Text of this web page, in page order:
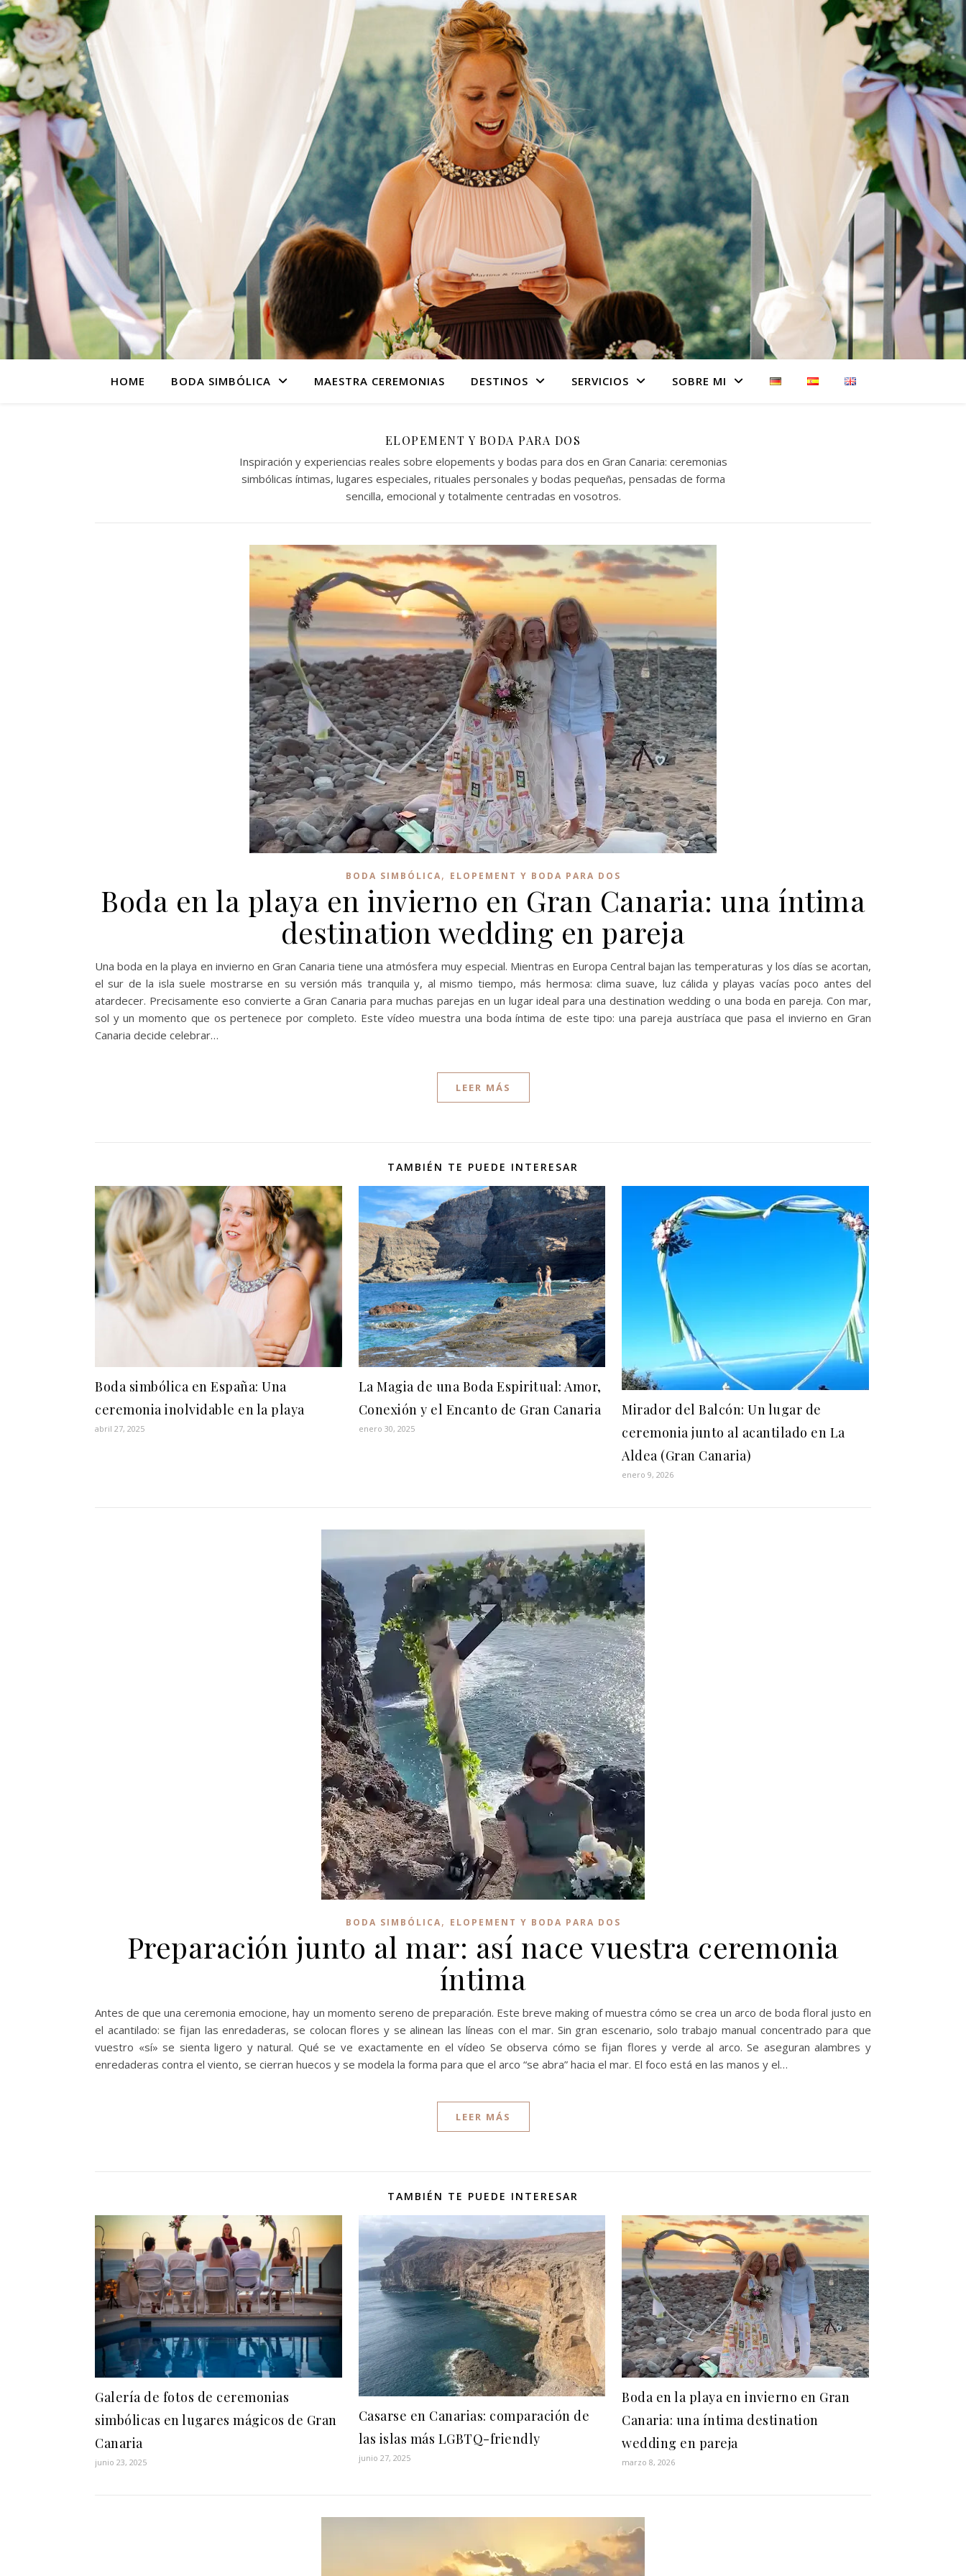
HOME BODA SIMBÓLICA MAESTRA CEREMONIAS DESTINOS SERVICIOS SOBRE MI
ELOPEMENT Y BODA PARA DOS
Inspiración y experiencias reales sobre elopements y bodas para dos en Gran Canaria: ceremonias
simbólicas íntimas, lugares especiales, rituales personales y bodas pequeñas, pensadas de forma
sencilla, emocional y totalmente centradas en vosotros.
BODA SIMBÓLICA, ELOPEMENT Y BODA PARA DOS
Boda en la playa en invierno en Gran Canaria: una íntima
destination wedding en pareja
Una boda en la playa en invierno en Gran Canaria tiene una atmósfera muy especial. Mientras en Europa Central bajan las temperaturas y los días se acortan,
el sur de la isla suele mostrarse en su versión más tranquila y, al mismo tiempo, más hermosa: clima suave, luz cálida y playas vacías poco antes del
atardecer. Precisamente eso convierte a Gran Canaria para muchas parejas en un lugar ideal para una destination wedding o una boda en pareja. Con mar,
sol y un momento que os pertenece por completo. Este vídeo muestra una boda íntima de este tipo: una pareja austríaca que pasa el invierno en Gran
Canaria decide celebrar…
LEER MÁS
TAMBIÉN TE PUEDE INTERESAR
Boda simbólica en España: Una
ceremonia inolvidable en la playa
abril 27, 2025
La Magia de una Boda Espiritual: Amor,
Conexión y el Encanto de Gran Canaria
enero 30, 2025
Mirador del Balcón: Un lugar de
ceremonia junto al acantilado en La
Aldea (Gran Canaria)
enero 9, 2026
BODA SIMBÓLICA, ELOPEMENT Y BODA PARA DOS
Preparación junto al mar: así nace vuestra ceremonia
íntima
Antes de que una ceremonia emocione, hay un momento sereno de preparación. Este breve making of muestra cómo se crea un arco de boda floral justo en
el acantilado: se fijan las enredaderas, se colocan flores y se alinean las líneas con el mar. Sin gran escenario, solo trabajo manual concentrado para que
vuestro «sí» se sienta ligero y natural. Qué se ve exactamente en el vídeo Se observa cómo se fijan flores y verde al arco. Se aseguran alambres y
enredaderas contra el viento, se cierran huecos y se modela la forma para que el arco “se abra” hacia el mar. El foco está en las manos y el…
LEER MÁS
TAMBIÉN TE PUEDE INTERESAR
Galería de fotos de ceremonias
simbólicas en lugares mágicos de Gran
Canaria
junio 23, 2025
Casarse en Canarias: comparación de
las islas más LGBTQ-friendly
junio 27, 2025
Boda en la playa en invierno en Gran
Canaria: una íntima destination
wedding en pareja
marzo 8, 2026